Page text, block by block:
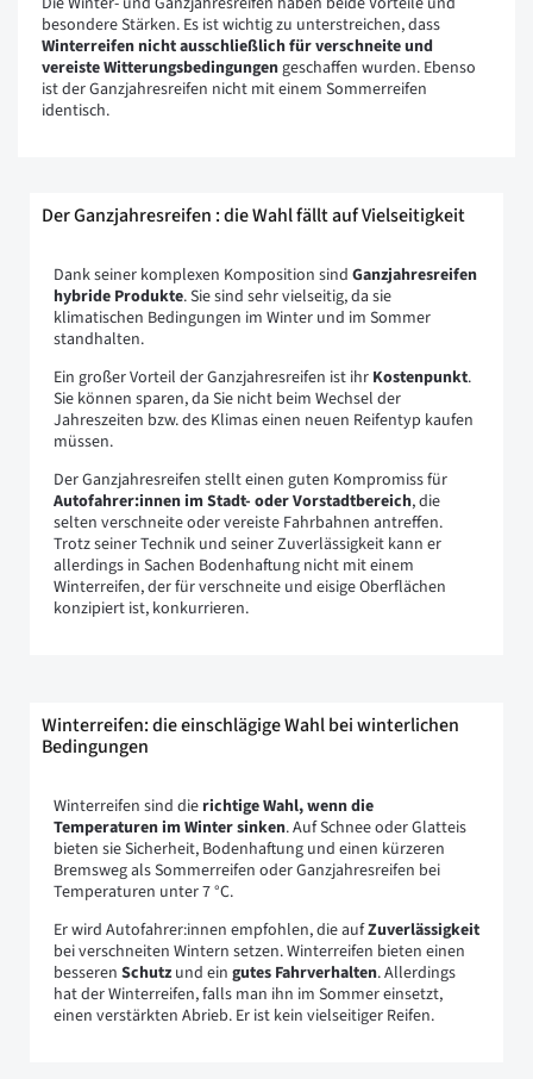
besondere Stärken. Es ist wichtig zu unterstreichen, dass
Winterreifen nicht ausschließlich für verschneite und
vereiste Witterungsbedingungengeschaffen wurden. Ebenso
ist der Ganzjahresreifen nicht mit einem Sommerreifen
identisch.
Der Ganzjahresreifen : die Wahl fällt auf Vielseitigkeit
Dank seiner komplexen Komposition sind Ganzjahresreifen
hybride Produkte. Sie sind sehr vielseitig, da sie
klimatischen Bedingungen im Winter und im Sommer
standhalten.
Ein großer Vorteil der Ganzjahresreifen ist ihr Kostenpunkt.
Sie können sparen, da Sie nicht beim Wechsel der
Jahreszeiten bzw. des Klimas einen neuen Reifentyp kaufen
müssen.
Der Ganzjahresreifen stellt einen guten Kompromiss für
Autofahrer:innen im Stadt- oder Vorstadtbereich, die
selten verschneite oder vereiste Fahrbahnen antreffen.
Trotz seiner Technik und seiner Zuverlässigkeit kann er
allerdings in Sachen Bodenhaftung nicht mit einem
Winterreifen, der für verschneite und eisige Oberflächen
konzipiert ist, konkurrieren.
Winterreifen: die einschlägige Wahl bei winterlichen
Bedingungen
Winterreifen sind die richtige Wahl, wenn die
Temperaturen im Winter sinken. Auf Schnee oder Glatteis
bieten sie Sicherheit, Bodenhaftung und einen kürzeren
Bremsweg als Sommerreifen oder Ganzjahresreifen bei
Temperaturen unter 7 °C.
Er wird Autofahrer:innen empfohlen, die aufZuverlässigkeit
bei verschneiten Wintern setzen. Winterreifen bieten einen
besseren Schutz und ein gutes Fahrverhalten. Allerdings
hat der Winterreifen, falls man ihn im Sommer einsetzt,
einen verstärkten Abrieb. Er ist kein vielseitiger Reifen.